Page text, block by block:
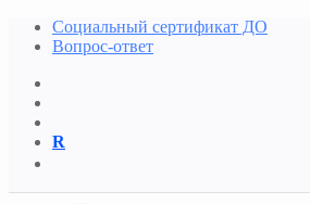
Социальный сертификат ДО
Вопрос-ответ
R